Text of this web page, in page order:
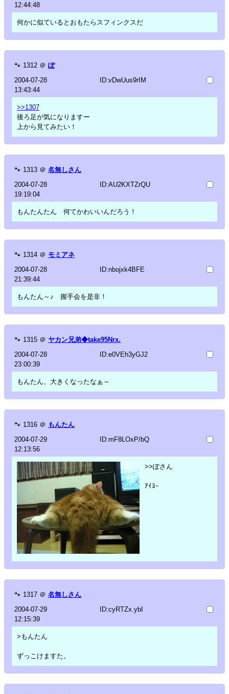
12:44:48
何かに似ているとおもたらスフィンクスだ
🐾 1312 ＠ ぽ
2004-07-28
13:43:44
ID:vDwUus9rIM
>>1307
後ろ足が気になりますー
上から見てみたい！
🐾 1313 ＠ 名無しさん
2004-07-28
19:19:04
ID:AU2KXTZrQU
もんたんたん 何てかわいいんだろう！
🐾 1314 ＠ モミアネ
2004-07-28
21:39:44
ID:nbojxk4BFE
もんたん～♪ 握手会を是非！
🐾 1315 ＠ ヤカン兄弟◆take95Nrx.
2004-07-28
23:00:39
ID:e0VEh3yGJ2
もんたん、大きくなったなぁ～
🐾 1316 ＠ もんたん
2004-07-29
12:13:56
ID:mF8LOxP/bQ
>>ぽさん
ｱｲﾖｰ
🐾 1317 ＠ 名無しさん
2004-07-29
12:15:39
ID:cyRTZx.ybI
>もんたん
ずっこけますた。